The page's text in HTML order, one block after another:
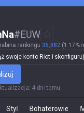
#EUW
rankingu 36,882 (1.17%
swoje konto Riot i
: 4 dni temu
Styl Bohaterowie